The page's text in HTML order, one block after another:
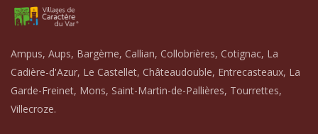
Ampus, Aups, Bargème, Callian, Collobrières, Cotignac, La
Cadière-d'Azur, Le Castellet, Châteaudouble, Entrecasteaux, La
Garde-Freinet, Mons, Saint-Martin-de-Pallières, Tourrettes,
Villecroze.